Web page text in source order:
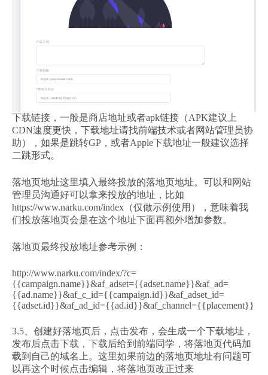
下载链接，一般是商店地址或者apk链接（APK建议上
CDN速度更快，下载地址请找前端技术或者网站管理员协
助），如果是跳转GP，或者Apple下载地址一般建议选择
二跳形式。
落地页地址这里填入最终投放的落地页地址。可以和网站
管理员沟通好可以拿来投放的地址，比如
https://www.narku.com/index（仅做示例使用），意味着我
们投放落地页会是在这个地址下面再额外增加参数。
落地页最终投放地址参考示例：
http://www.narku.com/index/?c=
{{campaign.name}}&af_adset={{adset.name}}&af_ad=
{{ad.name}}&af_c_id={{campaign.id}}&af_adset_id=
{{adset.id}}&af_ad_id={{ad.id}}&af_channel={{placement}}
3.5、创建好落地页后，点击发布，会生成一个下载地址，
发布后点击下载，下载后给到前端同学，将落地页代码加
载到自己的域名上。这里如果前边的落地页地址有问题可
以再这个时候点击编辑，将落地页改正过来